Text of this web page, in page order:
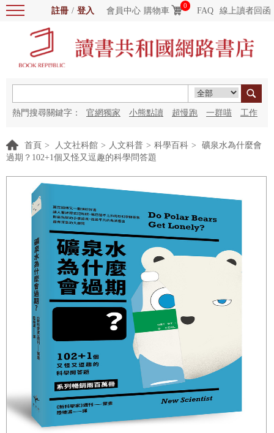
註冊 / 登入 會員中心 購物車
0
FAQ 線上讀者回函
熱門搜尋關鍵字： 官網獨家 小熊點讀 超慢跑 一群喵 工作
首頁 > 人文社科館 > 人文科普 > 科學百科 >
礦泉水為什麼會
過期？102+1個又怪又逗趣的科學問答題